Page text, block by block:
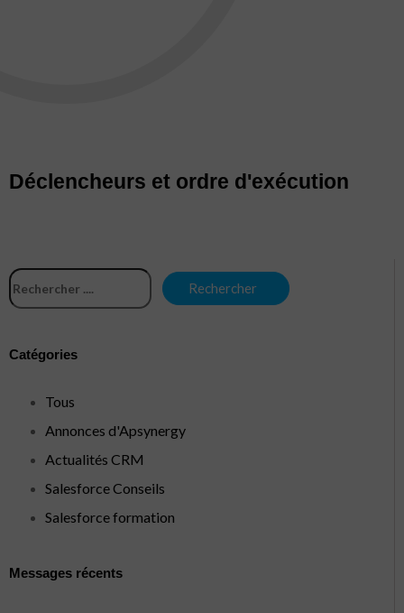
Déclencheurs et ordre d'exécution
Catégories
Tous
Annonces d'Apsynergy
Actualités CRM
Salesforce Conseils
Salesforce formation
Messages récents